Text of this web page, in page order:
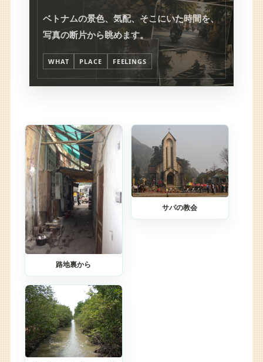
ベトナムの景色、気配、そこにいた時間を、
写真の断片から眺めます。
WHAT PLACE FEELINGS
路地裏から
サパの教会